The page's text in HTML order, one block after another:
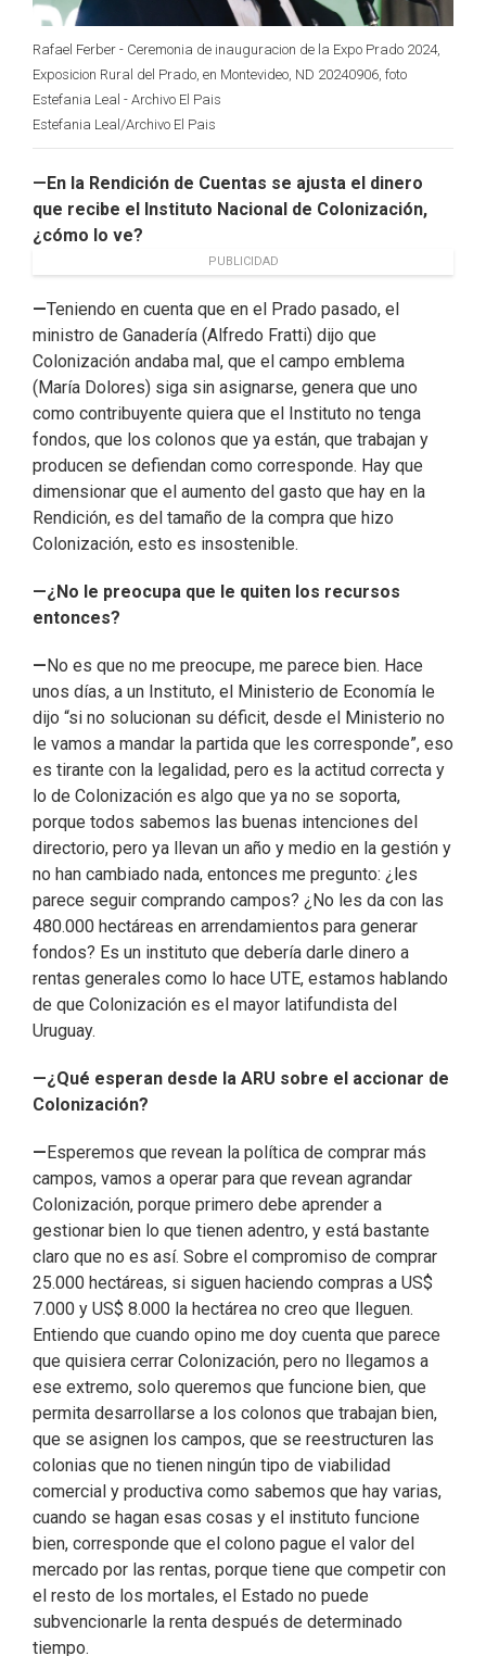
Rafael Ferber - Ceremonia de inauguracion de la Expo Prado 2024,
Exposicion Rural del Prado, en Montevideo, ND 20240906, foto
Estefania Leal - Archivo El Pais
Estefania Leal/Archivo El Pais
—En la Rendición de Cuentas se ajusta el dinero
que recibe el Instituto Nacional de Colonización,
¿cómo lo ve?
PUBLICIDAD
—Teniendo en cuenta que en el Prado pasado, el
ministro de Ganadería (Alfredo Fratti) dijo que
Colonización andaba mal, que el campo emblema
(María Dolores) siga sin asignarse, genera que uno
como contribuyente quiera que el Instituto no tenga
fondos, que los colonos que ya están, que trabajan y
producen se defiendan como corresponde. Hay que
dimensionar que el aumento del gasto que hay en la
Rendición, es del tamaño de la compra que hizo
Colonización, esto es insostenible.
—¿No le preocupa que le quiten los recursos
entonces?
— No es que no me preocupe, me parece bien. Hace
unos días, a un Instituto, el Ministerio de Economía le
dijo “si no solucionan su déficit, desde el Ministerio no
le vamos a mandar la partida que les corresponde”, eso
es tirante con la legalidad, pero es la actitud correcta y
lo de Colonización es algo que ya no se soporta,
porque todos sabemos las buenas intenciones del
directorio, pero ya llevan un año y medio en la gestión y
no han cambiado nada, entonces me pregunto: ¿les
parece seguir comprando campos? ¿No les da con las
480.000 hectáreas en arrendamientos para generar
fondos? Es un instituto que debería darle dinero a
rentas generales como lo hace UTE, estamos hablando
de que Colonización es el mayor latifundista del
Uruguay.
—¿Qué esperan desde la ARU sobre el accionar de
Colonización?
— Esperemos que revean la política de comprar más
campos, vamos a operar para que revean agrandar
Colonización, porque primero debe aprender a
gestionar bien lo que tienen adentro, y está bastante
claro que no es así. Sobre el compromiso de comprar
25.000 hectáreas, si siguen haciendo compras a US$
7.000 y US$ 8.000 la hectárea no creo que lleguen.
Entiendo que cuando opino me doy cuenta que parece
que quisiera cerrar Colonización, pero no llegamos a
ese extremo, solo queremos que funcione bien, que
permita desarrollarse a los colonos que trabajan bien,
que se asignen los campos, que se reestructuren las
colonias que no tienen ningún tipo de viabilidad
comercial y productiva como sabemos que hay varias,
cuando se hagan esas cosas y el instituto funcione
bien, corresponde que el colono pague el valor del
mercado por las rentas, porque tiene que competir con
el resto de los mortales, el Estado no puede
subvencionarle la renta después de determinado
tiempo.